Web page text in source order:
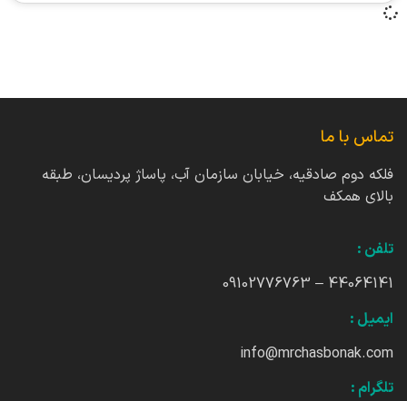
تماس با ما
فلکه دوم صادقیه، خیابان سازمان آب، پاساژ پردیسان، طبقه
بالای همکف
تلفن :
44064141 – 09102776763
ایمیل :
info@mrchasbonak.com
تلگرام :